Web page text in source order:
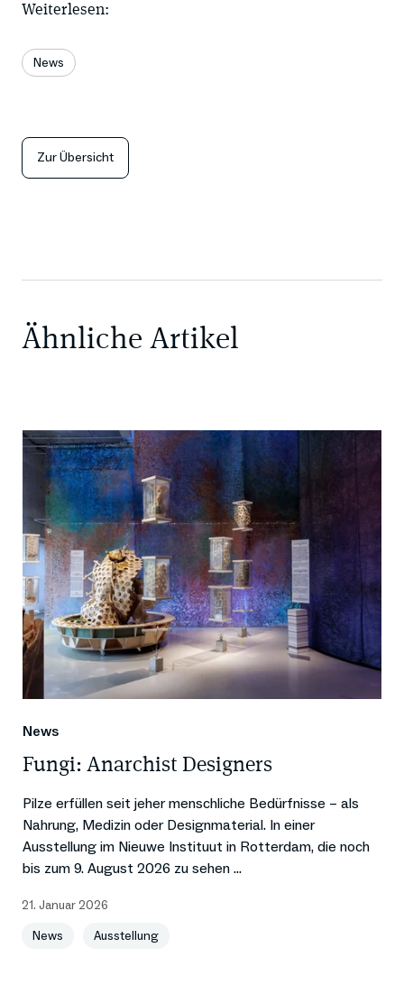
Weiterlesen:
News
Zur Übersicht
Ähnliche Artikel
News
Fungi: Anarchist Designers
Pilze erfüllen seit jeher menschliche Bedürfnisse – als
Nahrung, Medizin oder Designmaterial. In einer
Ausstellung im Nieuwe Instituut in Rotterdam, die noch
bis zum 9. August 2026 zu sehen ...
21. Januar 2026
News
Ausstellung